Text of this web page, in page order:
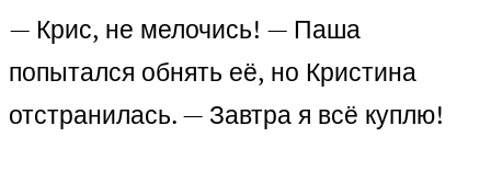
— Крис, не мелочись! — Паша
попытался обнять её, но Кристина
отстранилась. — Завтра я всё куплю!